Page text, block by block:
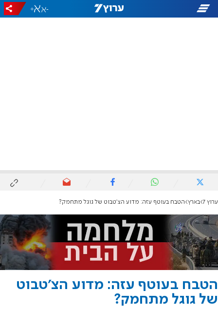
-
+
ערוץ 7 בארץ הטבח בעוטף עזה: מדוע הצ'טבוט של גוגל מתחמק?
הטבח בעוטף עזה: מדוע הצ'טבוט
של גוגל מתחמק?